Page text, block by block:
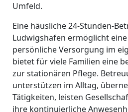
Umfeld.
Eine häusliche 24-Stunden-
Ludwigshafen ermöglicht
persönliche Versorgung im
bietet für viele Familien eine
zur stationären Pflege.
unterstützen im Alltag,
Tätigkeiten, leisten
ihre kontinuierliche